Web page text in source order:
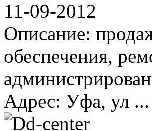
11-09-2012
Описание:
обеспечения,
Адрес: Уфа, ул ...